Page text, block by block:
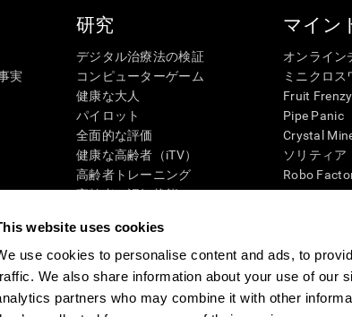
website uses cookies
use cookies to personalise content and ads, to
We also share information about your use of our
partners who may combine it with other
実
研究
デジタル治療法の検証
コンピューターゲーム
健康な大人
パイロット
全面的な評価
健康な高齢者（iTV）
高齢者トレーニング
高齢者の認知状態
タクソノミーSG4D
マイン
オンライン
ミニクロス
Fruit Frenzy
Pipe Panic
Crystal
ソリティア
Robo
Ant Escape
ビジュアル
マッチイッ
数学カオス